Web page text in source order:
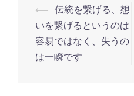
投
稿
ナ
⟵ 伝統を繋げる、想
いを繋げるというのは
容易ではなく、失うの
は一瞬です